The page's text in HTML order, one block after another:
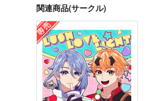
Sanctuary
team OS
2,987円（税込）
関連商品(サークル)